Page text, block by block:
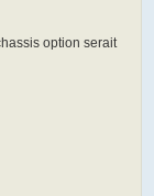
option serait